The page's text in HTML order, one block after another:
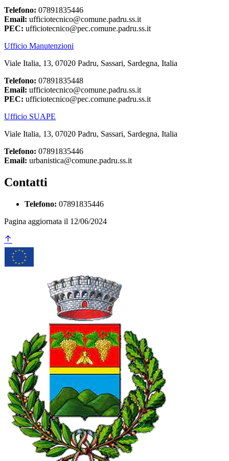
Telefono: 07891835446
Email: ufficiotecnico@comune.padru.ss.it
PEC: ufficiotecnico@pec.comune.padru.ss.it
Ufficio Manutenzioni
Viale Italia, 13, 07020 Padru, Sassari, Sardegna, Italia
Telefono: 07891835448
Email: ufficiotecnico@comune.padru.ss.it
PEC: ufficiotecnico@pec.comune.padru.ss.it
Ufficio SUAPE
Viale Italia, 13, 07020 Padru, Sassari, Sardegna, Italia
Telefono: 07891835446
Email: urbanistica@comune.padru.ss.it
Contatti
Telefono: 07891835446
Pagina aggiornata il 12/06/2024